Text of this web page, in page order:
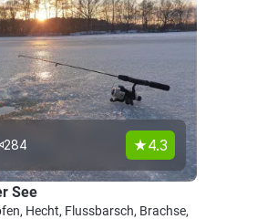
284 4.3
See
Hecht, Flussbarsch, Brachse,